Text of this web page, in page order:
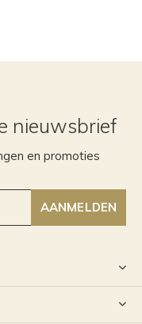
nieuwsbrief
en promoties
AANMELDEN